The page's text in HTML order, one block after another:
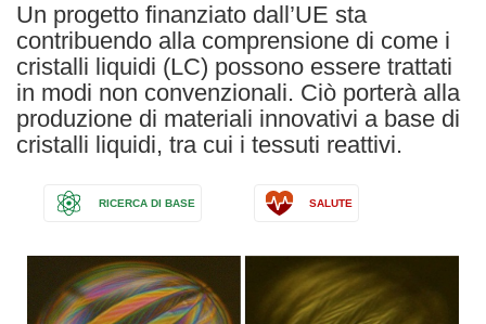
Un progetto finanziato dall’UE sta
contribuendo alla comprensione di come i
cristalli liquidi (LC) possono essere trattati
in modi non convenzionali. Ciò porterà alla
produzione di materiali innovativi a base di
cristalli liquidi, tra cui i tessuti reattivi.
RICERCA DI BASE SALUTE